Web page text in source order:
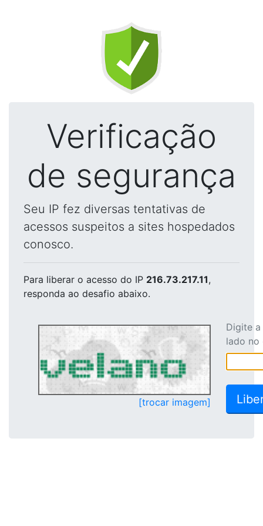
Verificação
de segurança
Seu IP fez diversas tentativas de
acessos suspeitos a sites hospedados
conosco.
Para liberar o acesso do IP 216.73.217.11,
responda ao desafio abaixo.
[trocar imagem]
Digite
lado no